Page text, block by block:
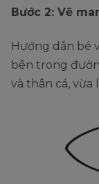
Bước 2: Vẽ
Hướng dẫn bé
bên trong
và thân cá, vừa